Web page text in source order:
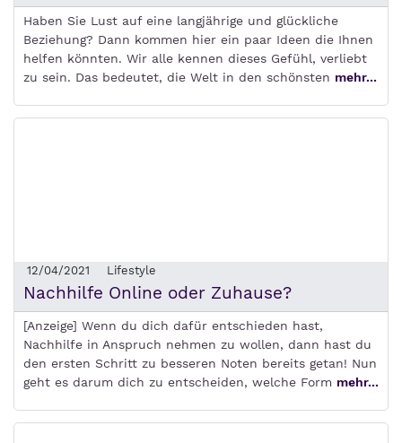
Haben Sie Lust auf eine langjährige und glückliche
Beziehung? Dann kommen hier ein paar Ideen die Ihnen
helfen könnten. Wir alle kennen dieses Gefühl, verliebt
zu sein. Das bedeutet, die Welt in den schönsten mehr...
12/04/2021 Lifestyle
Nachhilfe Online oder Zuhause?
[Anzeige] Wenn du dich dafür entschieden hast,
Nachhilfe in Anspruch nehmen zu wollen, dann hast du
den ersten Schritt zu besseren Noten bereits getan! Nun
geht es darum dich zu entscheiden, welche Form mehr...